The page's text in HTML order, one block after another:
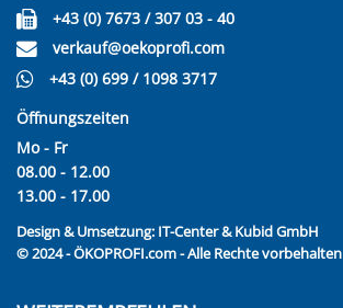
+43 (0) 7673 / 307 03 - 40
verkauf@oekoprofi.com
+43 (0) 699 / 1098 3717
Öffnungszeiten
Mo - Fr
08.00 - 12.00
13.00 - 17.00
Design & Umsetzung: IT-Center & Kubid GmbH
© 2024 - ÖKOPROFI.com - Alle Rechte vorbehalten